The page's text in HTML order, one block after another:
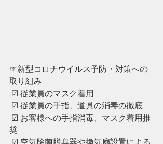
☞新型コロナウイルス予防・対策への
取り組み
☑︎ 従業員のマスク着用
☑︎ ︎従業員の手指、道具の消毒の徹底
奨